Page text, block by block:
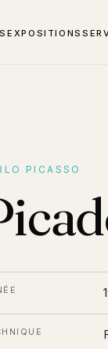
EXPOSITIONS
PICASSO